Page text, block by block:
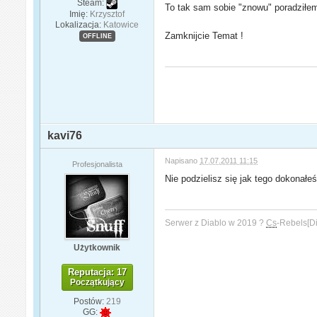
Steam:
Imię: Krzysztof
Lokalizacja: Katowice
OFFLINE
To tak sam sobie "znowu"
Zamknijcie Temat !
kavi76
Profesjonalista
Użytkownik
Reputacja: 17
Początkujący
Postów: 219
GG:
Napisano 17.07.2011 11:15
Nie podzielisz się jak tego
Serwer z Diablo w 2019 ?Cs-